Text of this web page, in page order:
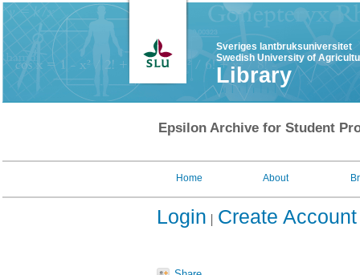
Sveriges lantbruksuniversitet
Swedish University of
Library
Epsilon Archive for Student
Home About
Login Create Account